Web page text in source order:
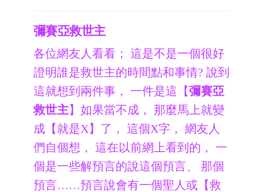
彌賽亞救世主
各位網友人看看； 這是不是一個很好
證明誰是救世主的時間點和事情? 說到
這就想到兩件事， 一件是這【彌賽亞
救世主】如果當不成， 那麼馬上就變
成【就是X】了， 這個X字， 網友人
們自個想， 這在以前網上看到的， 一
個是一些解預言的說這個預言、 那個
預言……預言說會有一個聖人或【救